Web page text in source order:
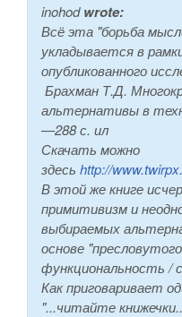
inohodwrote:
Всё эта "борьба
укладывается в
опубликованного
Брахман Т.Д.
альтернативы в
—288 с. ил
Скачать можно
здесь http://
В этой же книге
примитивизм и
выбираемых
основе
функциональность /
Как приговаривает
"...читайте